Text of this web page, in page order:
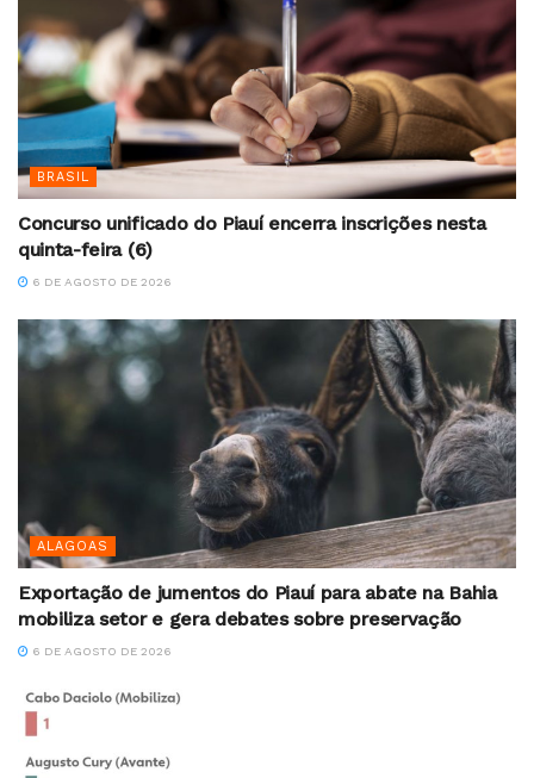
BRASIL
Concurso unificado do Piauí encerra inscrições nesta
quinta-feira (6)
6 DE AGOSTO DE 2026
ALAGOAS
Exportação de jumentos do Piauí para abate na Bahia
mobiliza setor e gera debates sobre preservação
6 DE AGOSTO DE 2026